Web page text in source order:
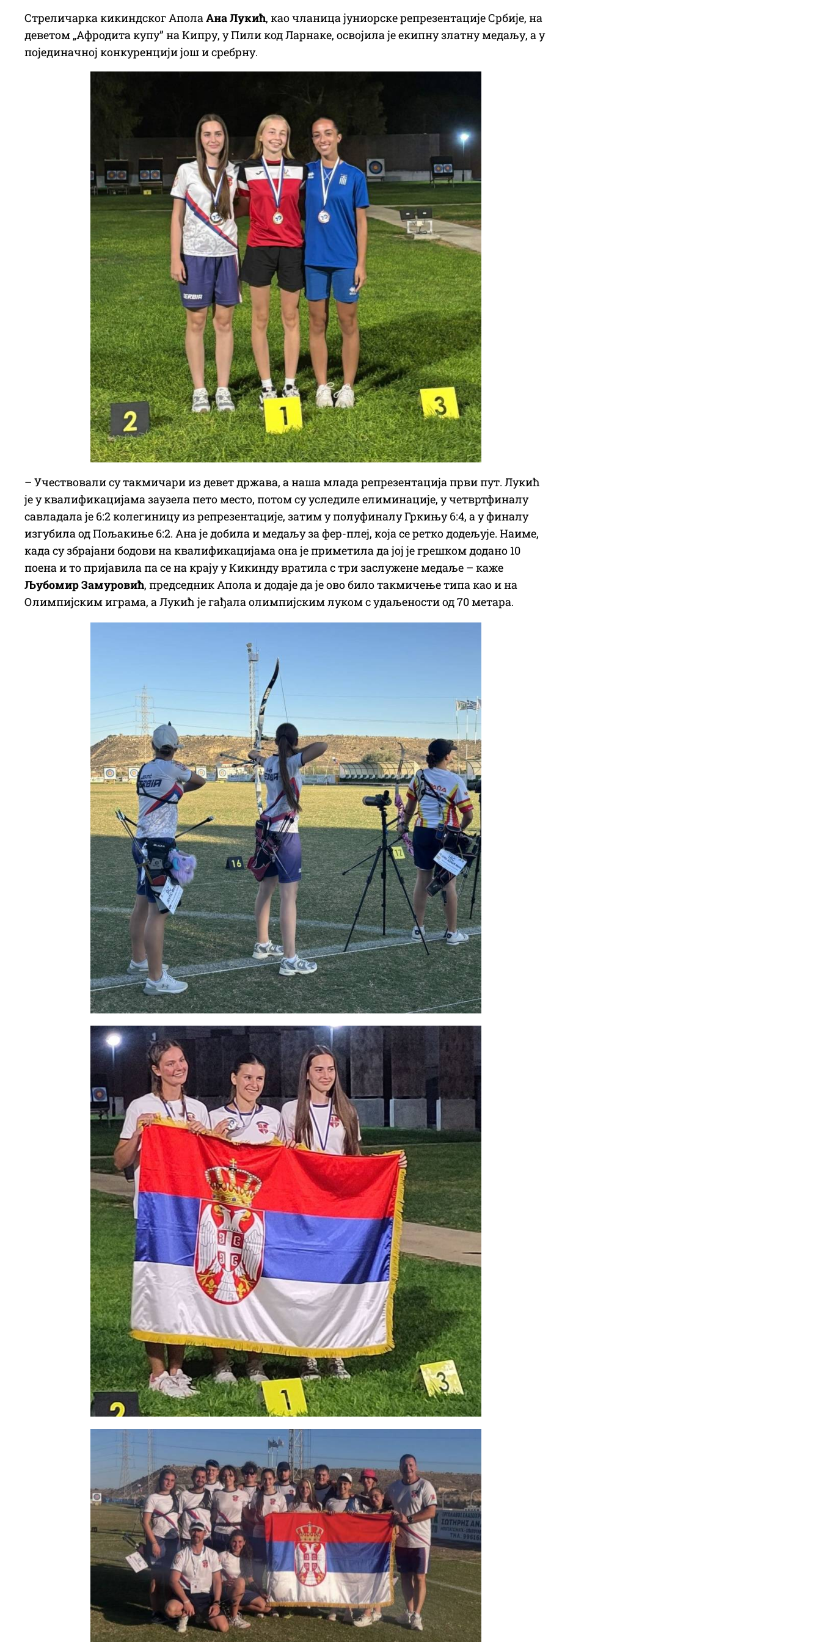
Стреличарка кикиндског АполаАна Лукић, као чланица јуниорске репрезентације Србије, на
деветом „Афродита купу” на Кипру, у Пили код Ларнаке, освојила је екипну златну медаљу, а у
појединачној конкуренцији још и сребрну.
– Учествовали су такмичари из девет држава, а наша млада репрезентација први пут. Лукић
је у квалификацијама заузела пето место, потом су уследиле елиминације, у четвртфиналу
савладала је 6:2 колегиницу из репрезентације, затим у полуфиналу Гркињу 6:4, а у финалу
изгубила од Пољакиње 6:2. Ана је добила и медаљу за фер-плеј, која се ретко додељује. Наиме,
када су збрајани бодови на квалификацијама она је приметила да јој је грешком додано 10
поена и то пријавила па се на крају у Кикинду вратила с три заслужене медаље – каже
Љубомир Замуровић, председник Апола и додаје да је ово било такмичење типа као и на
Олимпијским играма, а Лукић је гађала олимпијским луком с удаљености од 70 метара.